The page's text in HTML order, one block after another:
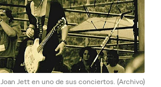
Joan Jett en uno de sus conciertos. (Archivo)